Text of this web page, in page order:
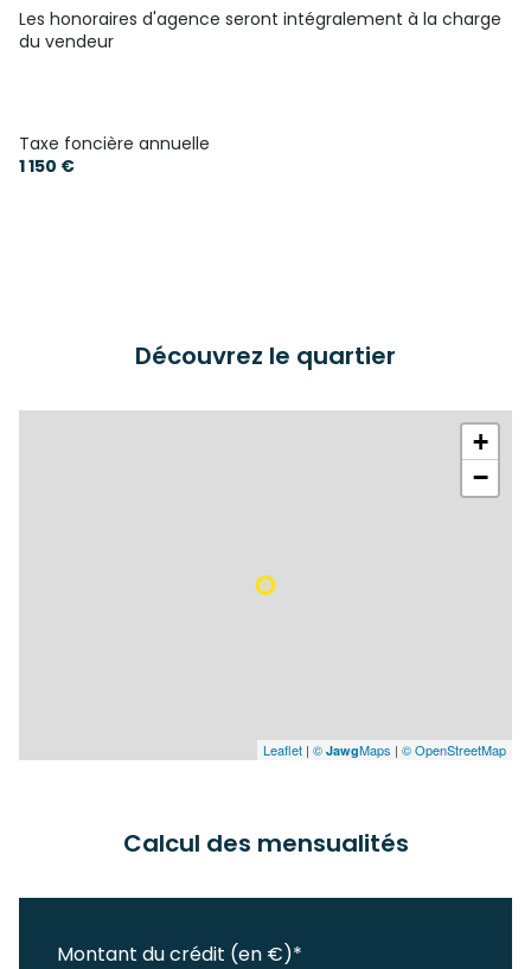
balcon
Les honoraires d'agence seront intégralement à la charge
du vendeur
Taxe foncière annuelle
1 150 €
Découvrez le quartier
+
−
Leaflet | © JawgMaps | © OpenStreetMap
Calcul des mensualités
Montant du crédit (en €)*